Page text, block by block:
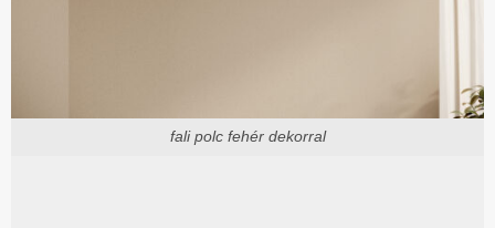
fali polc fehér dekorral